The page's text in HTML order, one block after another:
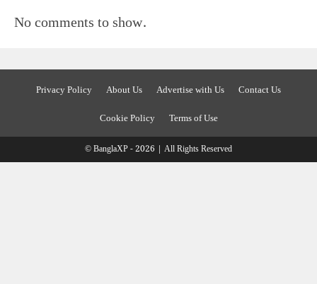
No comments to show.
Privacy Policy About Us Advertise with Us
Contact Us
Cookie Policy
Terms of Use
© BanglaXP - 2026 | All Rights Reserved